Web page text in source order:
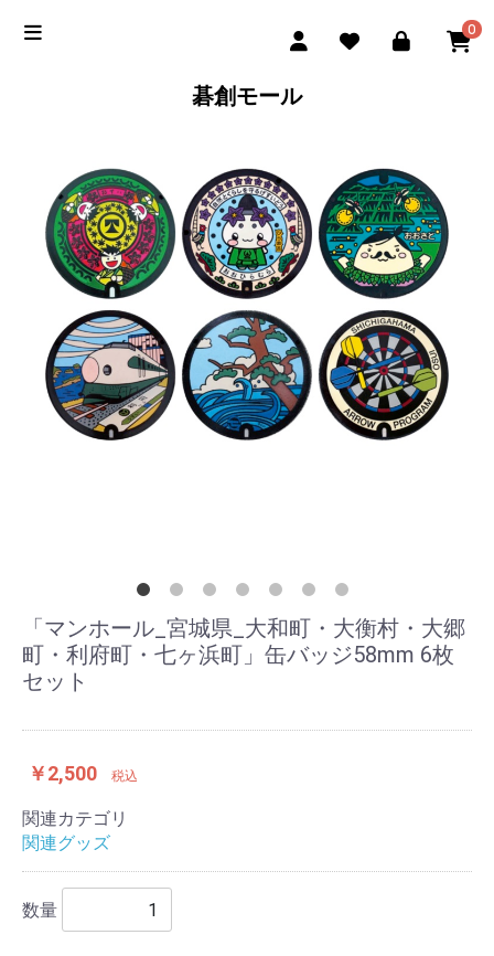
0
碁創モール
「マンホール_宮城県_大和町・大衡村・大郷
町・利府町・七ヶ浜町」缶バッジ58mm 6枚
セット
￥2,500 税込
関連カテゴリ
関連グッズ
数量